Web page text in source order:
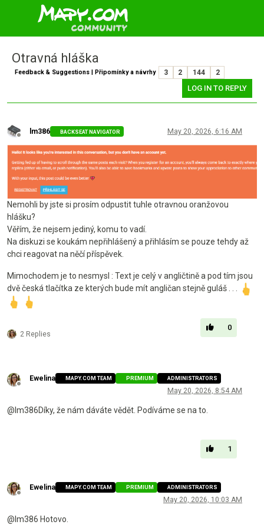
Otravná hláška
Feedback & Suggestions | Připomínky a návrhy 3 2 144 2
LOG IN TO REPLY
lm386 BACKSEAT NAVIGATOR May 20, 2026, 6:16 AM
Nemohli by jste si prosím odpustit tuhle otravnou oranžovou
hlášku?
Věřím, že nejsem jediný, komu to vadí.
Na diskuzi se koukám nepřihlášený a přihlásím se pouze tehdy až
chci reagovat na něčí příspěvek.
Mimochodem je to nesmysl : Text je celý v angličtině a pod tím jsou
dvě česká tlačítka ze kterých bude mít angličan stejně guláš . . .
2 Replies
0
Offline
Ewelina MAPY.COM TEAM PREMIUM ADMINISTRATORS
May 20, 2026, 8:54 AM
@lm386Díky, že nám dáváte vědět. Podíváme se na to.
1
Offline
Ewelina MAPY.COM TEAM PREMIUM ADMINISTRATORS
May 20, 2026, 10:03 AM
@lm386 Hotovo.